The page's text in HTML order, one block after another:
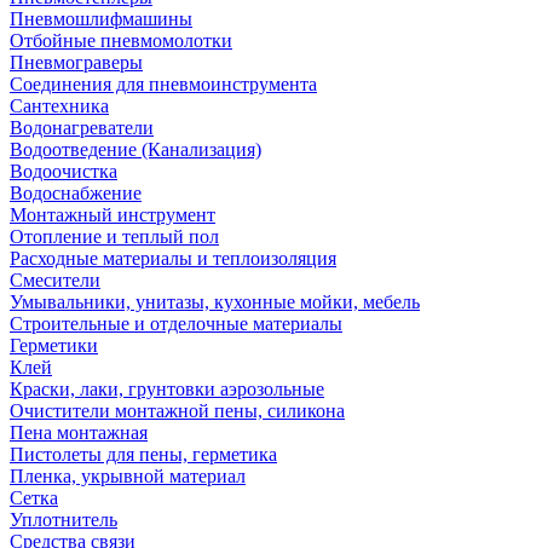
Пневмошлифмашины
Отбойные пневмомолотки
Пневмограверы
Соединения для пневмоинструмента
Сантехника
Водонагреватели
Водоотведение (Канализация)
Водоочистка
Водоснабжение
Монтажный инструмент
Отопление и теплый пол
Расходные материалы и теплоизоляция
Смесители
Умывальники, унитазы, кухонные мойки, мебель
Строительные и отделочные материалы
Герметики
Клей
Краски, лаки, грунтовки аэрозольные
Очистители монтажной пены, силикона
Пена монтажная
Пистолеты для пены, герметика
Пленка, укрывной материал
Сетка
Уплотнитель
Средства связи